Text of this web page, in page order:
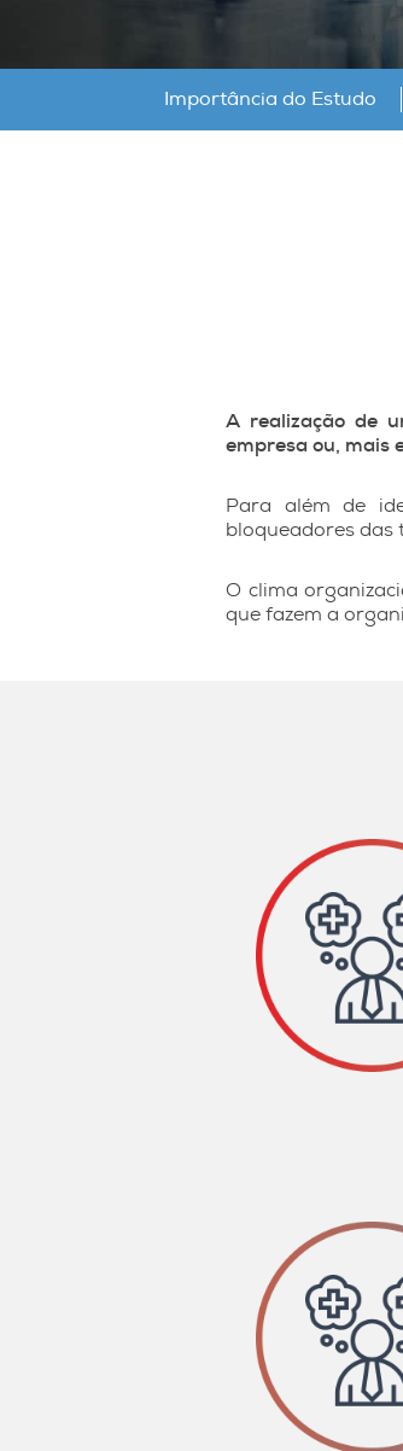
Importância do Estudo
A realização de
empresa ou, mais
Para além de
bloqueadores das
O clima
que fazem a